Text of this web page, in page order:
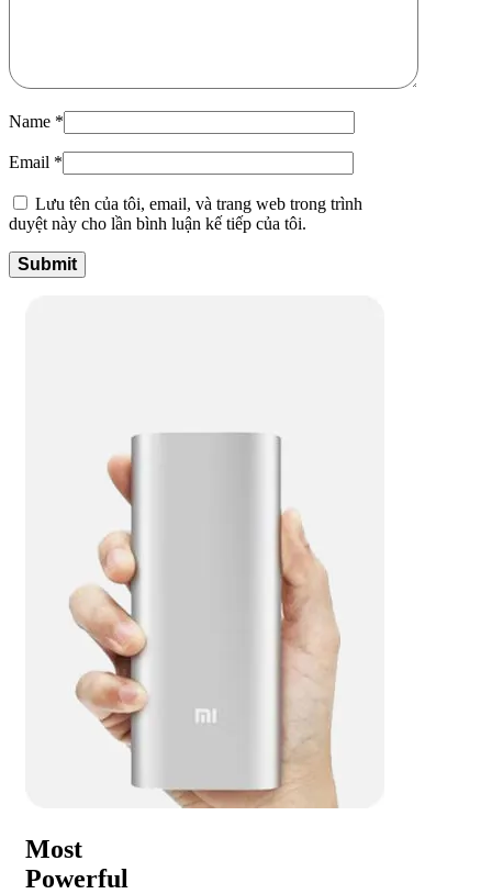
Name *
Email *
Lưu tên của tôi, email, và trang web trong trình
duyệt này cho lần bình luận kế tiếp của tôi.
Most
Powerful